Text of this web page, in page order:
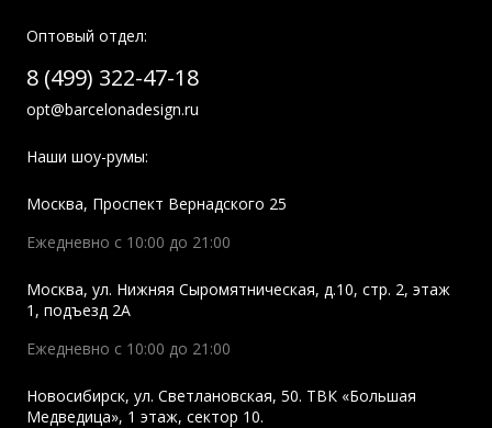
Оптовый отдел:
8 (499) 322-47-18
opt@barcelonadesign.ru
Наши шоу-румы:
Москва, Проспект Вернадского 25
Ежедневно с 10:00 до 21:00
Москва, ул. Нижняя Сыромятническая, д.10, стр. 2, этаж
1, подъезд 2A
Ежедневно с 10:00 до 21:00
Новосибирск, ул. Светлановская, 50. ТВК «Большая
Медведица», 1 этаж, сектор 10.